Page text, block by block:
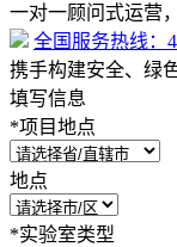
一对一顾问式运营
全国服务热线：
携手构建安全、绿
填写信息
*项目地点
地点
*实验室类型